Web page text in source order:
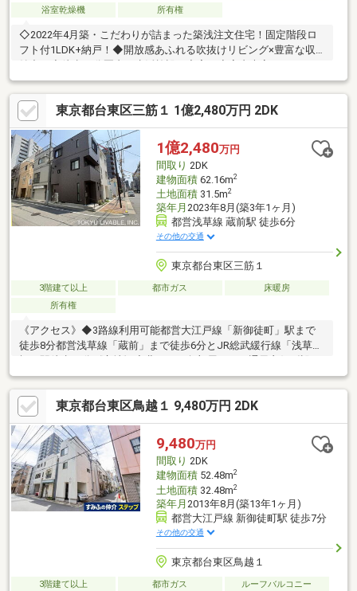
浴室乾燥機
所有権
◇2022年4月築・こだわりが詰まった築浅注文住宅！固定階段ロ
フト付1LDK+納戸！◆開放感あふれる吹抜けリビング×豊富な収
使いです！※図面と現況に相違がある場合は現況優先と致しま
す。
東京都台東区三筋１ 1億2,480万円 2DK
1億2,480万円
間取り 2DK
建物面積62.16m2
土地面積31.5m2
築年月 2023年8月(築3年1ヶ月)
都営浅草線 蔵前駅 徒歩6分
その他の交通
東京都台東区三筋１
3階建て以上 都市ガス
床暖房
所有権
《アクセス》◆3路線利用可能都営大江戸線「新御徒町」駅まで
徒歩8分都営浅草線「蔵前」まで徒歩6分とJR総武緩行線「浅草
備》キッチン：パナソニック製（ラクシーナ）浴室：パナソニッ
ク製（オフローラ）洗面室：パナソニック製（ウツクシーズ
900）トイレ設備：アラウーノVリビングダイニング：TES式温水
床暖房、ホスクリーンありエアコン：各居室に3台設置（パナソニ
ック製）玄関キー：タッチキー専用アプリ利用でスマートフォン
での施解錠が可能です。
東京都台東区鳥越１ 9,480万円 2DK
9,480万円
間取り 2DK
建物面積52.48m2
土地面積32.48m2
築年月 2013年8月(築13年1ヶ月)
都営大江戸線 新御徒町駅 徒歩7分
その他の交通
東京都台東区鳥越１
3階建て以上 都市ガス
ルーフバルコニー